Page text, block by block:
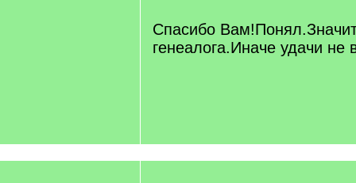
Спасибо
генеалога.Иначе удачи не